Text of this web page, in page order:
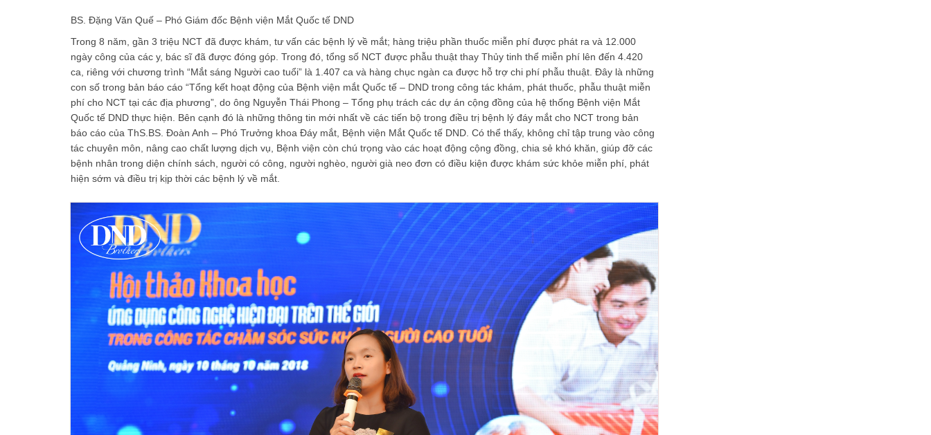
BS. Đặng Văn Quế – Phó Giám đốc Bệnh viện Mắt Quốc tế DND
Trong 8 năm, gần 3 triệu NCT đã được khám, tư vấn các bệnh lý về mắt; hàng triệu phần thuốc miễn phí được phát ra và 12.000
ngày công của các y, bác sĩ đã được đóng góp. Trong đó, tổng số NCT được phẫu thuật thay Thủy tinh thể miễn phí lên đến 4.420
ca, riêng với chương trình “Mắt sáng Người cao tuổi” là 1.407 ca và hàng chục ngàn ca được hỗ trợ chi phí phẫu thuật. Đây là những
con số trong bản báo cáo “Tổng kết hoạt động của Bệnh viện mắt Quốc tế – DND trong công tác khám, phát thuốc, phẫu thuật miễn
phí cho NCT tại các địa phương”, do ông Nguyễn Thái Phong – Tổng phụ trách các dự án cộng đồng của hệ thống Bệnh viện Mắt
Quốc tế DND thực hiện. Bên cạnh đó là những thông tin mới nhất về các tiến bộ trong điều trị bệnh lý đáy mắt cho NCT trong bản
báo cáo của ThS.BS. Đoàn Anh – Phó Trưởng khoa Đáy mắt, Bệnh viện Mắt Quốc tế DND. Có thể thấy, không chỉ tập trung vào công
tác chuyên môn, nâng cao chất lượng dịch vụ, Bệnh viện còn chú trọng vào các hoạt động cộng đồng, chia sẻ khó khăn, giúp đỡ các
bệnh nhân trong diện chính sách, người có công, người nghèo, người già neo đơn có điều kiện được khám sức khỏe miễn phí, phát
hiện sớm và điều trị kịp thời các bệnh lý về mắt.